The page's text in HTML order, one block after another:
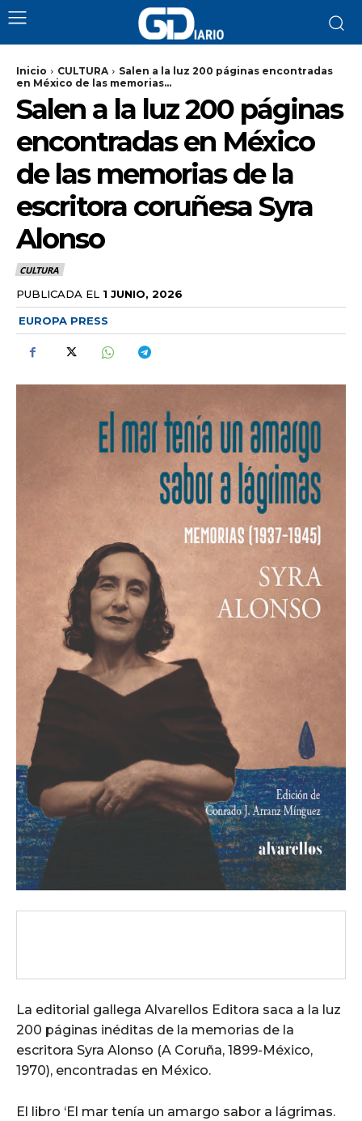
Inicio CULTURA
Salen a la luz 200 páginas encontradas
en México de las memorias...
Salen a la luz 200 páginas
encontradas en México
de las memorias de la
escritora coruñesa Syra
Alonso
CULTURA
PUBLICADA EL 1 JUNIO, 2026
EUROPA PRESS
La editorial gallega Alvarellos Editora saca a la luz
200 páginas inéditas de la memorias de la
escritora Syra Alonso (A Coruña, 1899-México,
1970), encontradas en México.
El libro ‘El mar tenía un amargo sabor a lágrimas.